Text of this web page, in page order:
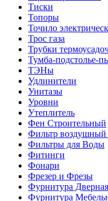
Тиски
Топоры
Точило
Трос газа
Трубки
Тумба-подстолье-
ТЭНы
Удлинители
Унитазы
Уровни
Утеплитель
Фен Строительный
Фильтр
Фильтры для Воды
Фитинги
Фонари
Фрезер и Фрезы
Фурнитура Дверная
Фурнитура